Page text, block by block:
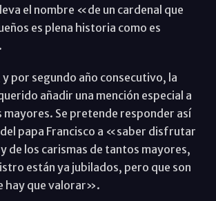
el nombre «de un cardenal que
es plena historia como es
por segundo año consecutivo, la
añadir una mención especial a
mayores. Se pretende responder así
papa Francisco a «saber disfrutar
de los carismas de tantos mayores,
están ya jubilados, pero que son
hay que valorar».